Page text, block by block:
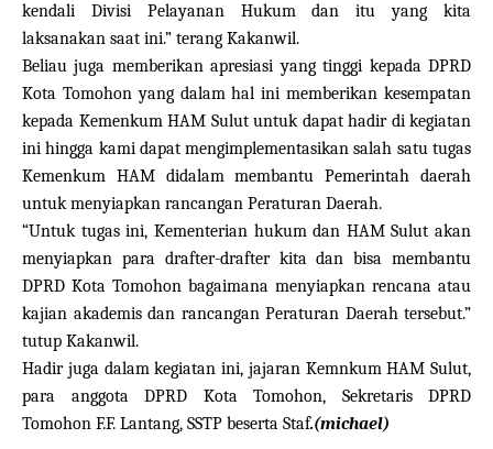
kendali Divisi Pelayanan Hukum dan itu yang kita
laksanakan saat ini.” terang Kakanwil.
Beliau juga memberikan apresiasi yang tinggi kepada DPRD
Kota Tomohon yang dalam hal ini memberikan kesempatan
kepada Kemenkum HAM Sulut untuk dapat hadir di kegiatan
ini hingga kami dapat mengimplementasikan salah satu tugas
Kemenkum HAM didalam membantu Pemerintah daerah
untuk menyiapkan rancangan Peraturan Daerah.
“Untuk tugas ini, Kementerian hukum dan HAM Sulut akan
menyiapkan para drafter-drafter kita dan bisa membantu
DPRD Kota Tomohon bagaimana menyiapkan rencana atau
kajian akademis dan rancangan Peraturan Daerah tersebut.”
tutup Kakanwil.
Hadir juga dalam kegiatan ini, jajaran Kemnkum HAM Sulut,
para anggota DPRD Kota Tomohon, Sekretaris DPRD
Tomohon F.F. Lantang, SSTP beserta Staf.(michael)